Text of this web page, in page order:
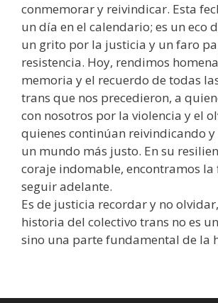
conmemorar y reivindicar. Esta
un día en el calendario; es un eco
un grito por la justicia y un faro
resistencia. Hoy, rendimos
memoria y el recuerdo de todas
trans que nos precedieron, a
con nosotros por la violencia y el
quienes continúan reivindicando
un mundo más justo. En su
coraje indomable, encontramos la
seguir adelante.
​Es de justicia recordar y no
historia del colectivo trans no es
sino una parte fundamental de la